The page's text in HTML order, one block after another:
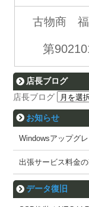
古物商 福
第
店長ブログ
店長ブログ
お知らせ
Windowsアップグ
出張サービス料金
データ復旧